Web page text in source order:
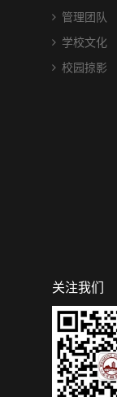
管理团队
学校文化
校园掠影
关注我们